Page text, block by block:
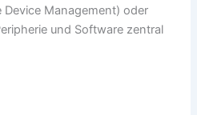
Management) oder
und Software zentral